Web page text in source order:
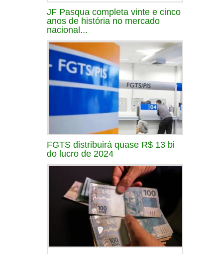
JF Pasqua completa vinte e cinco
anos de história no mercado
nacional...
FGTS distribuirá quase R$ 13 bi
do lucro de 2024